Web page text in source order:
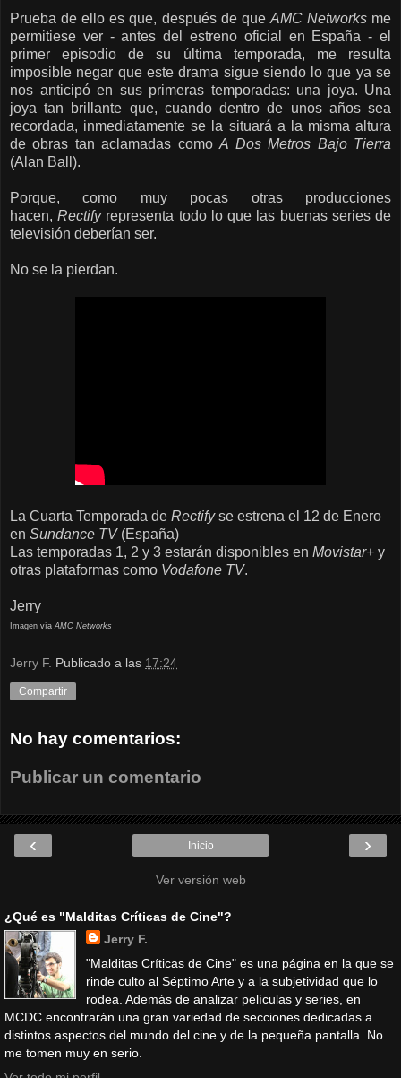
Prueba de ello es que, después de queAMC Networksme
permitiese ver - antes del estreno oficial en España - el
primer episodio de su última temporada, me resulta
imposible negar que este drama sigue siendo lo que ya se
nos anticipó en sus primeras temporadas: una joya. Una
joya tan brillante que, cuando dentro de unos años sea
recordada, inmediatamente se la situará a la misma altura
de obras tan aclamadas comoA Dos Metros Bajo Tierra
(Alan Ball).
Porque, como muy pocas otras producciones
hacen, Rectifyrepresenta todo lo que las buenas series de
televisión deberían ser.
No se la pierdan.
La Cuarta Temporada de Rectifyse estrena el 12 de Enero
en Sundance TV(España)
Las temporadas 1, 2 y 3 estarán disponibles en Movistar+ y
otras plataformas como Vodafone TV.
Jerry
Imagen víaAMC Networks
Jerry F. Publicado a las 17:24
Compartir
No hay comentarios:
Publicar un comentario
‹ ›
Inicio
Ver versión web
¿Qué es "Malditas Críticas de Cine"?
Jerry F.
"Malditas Críticas de Cine" es una página en la que se
rinde culto al Séptimo Arte y a la subjetividad que lo
rodea. Además de analizar películas y series, en
MCDC encontrarán una gran variedad de secciones dedicadas a
distintos aspectos del mundo del cine y de la pequeña pantalla. No
me tomen muy en serio.